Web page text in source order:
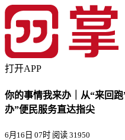
打开APP
你的事情我来办｜从“来回
办”便民服务直达指尖
6月16日 07时 阅读 31950